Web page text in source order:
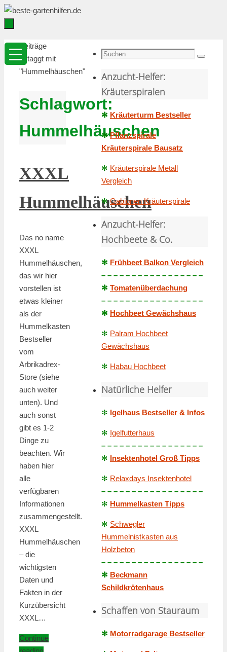
Zum
Inhalt
springen
Startseite
Beiträge
getaggt mit
"Hummelhäuschen"
Schlagwort:
Hummelhäuschen
XXXL
Hummelhäuschen
Das no name
XXXL
Hummelhäuschen,
das wir hier
vorstellen ist
etwas kleiner
als der
Hummelkasten
Bestseller
vom
Arbrikadrex-
Store (siehe
auch weiter
unten). Und
auch sonst
gibt es 1-2
Dinge zu
beachten. Wir
haben hier
alle
verfügbaren
Informationen
zusammengestellt.
XXXL
Hummelhäuschen
– die
wichtigsten
Daten und
Fakten in der
Kurzübersicht
XXXL…
Continue
Suche
Suchen
Anzucht-Helfer:
Kräuterspiralen
✻ Kräuterturm Bestseller
✻ Pflanzspirale
Kräuterspirale Bausatz
✻ Kräuterspirale Metall
Vergleich
✻ Gabionen Kräuterspirale
Anzucht-Helfer:
Hochbeete & Co.
✻ Frühbeet Balkon Vergleich
– – – – – – – – – – – – – – – – –
✻ Tomatenüberdachung
– – – – – – – – – – – – – – – – –
✻ Hochbeet Gewächshaus
✻ Palram Hochbeet
Gewächshaus
✻ Habau Hochbeet
Natürliche Helfer
✻ Igelhaus Bestseller & Infos
✻ Igelfutterhaus
– – – – – – – – – – – – – – – – –
✻ Insektenhotel Groß Tipps
✻ Relaxdays Insektenhotel
– – – – – – – – – – – – – – – – –
✻ Hummelkasten Tipps
✻ Schwegler
Hummelnistkasten aus
Holzbeton
– – – – – – – – – – – – – – – – –
✻ Beckmann
Schildkrötenhaus
Schaffen von Stauraum
✻ Motorradgarage Bestseller